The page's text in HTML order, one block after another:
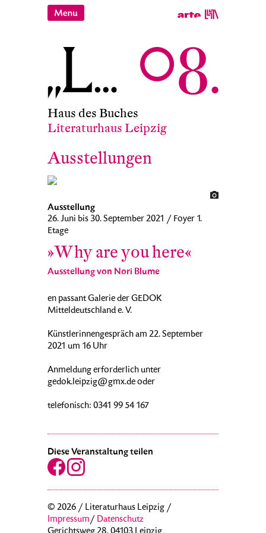
Haus des Buches
Literaturhaus Leipzig
Ausstellungen
Ausstellung
26. Juni bis 30. September 2021 / Foyer 1.
Etage
»Why are you here«
Ausstellung von Nori Blume
en passant Galerie der GEDOK
Mitteldeutschland e. V.
Künstlerinnengespräch am 22. September
2021 um 16 Uhr
Anmeldung erforderlich unter
gedok.leipzig@gmx.de oder
telefonisch: 0341 99 54 167
Diese Veranstaltung teilen
© 2026 / Literaturhaus Leipzig /
Impressum/ Datenschutz